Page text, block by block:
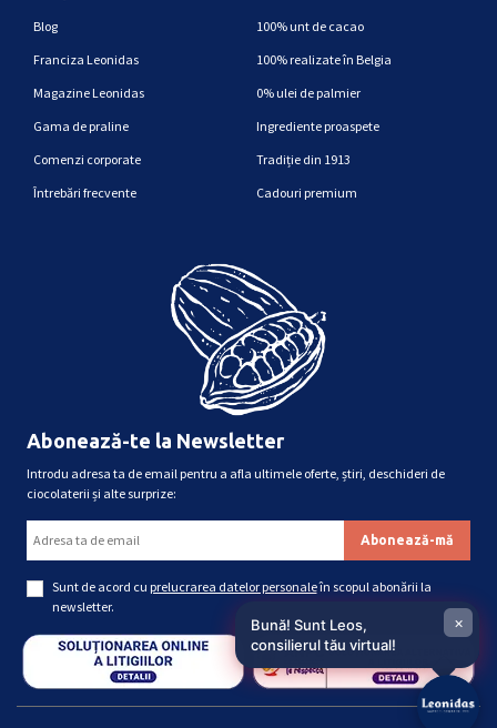
Blog
Franciza Leonidas
Magazine Leonidas
Gama de praline
Comenzi corporate
Întrebări frecvente
100% unt de cacao
100% realizate în Belgia
0% ulei de palmier
Ingrediente proaspete
Tradiție din 1913
Cadouri premium
Abonează-te la Newsletter
Introdu adresa ta de email pentru a afla ultimele oferte, știri, deschideri de
ciocolaterii și alte surprize:
Sunt de acord cu prelucrarea datelor personaleîn scopul abonării la
newsletter.
Bună! Sunt Leos,
consilierul tău virtual!
×